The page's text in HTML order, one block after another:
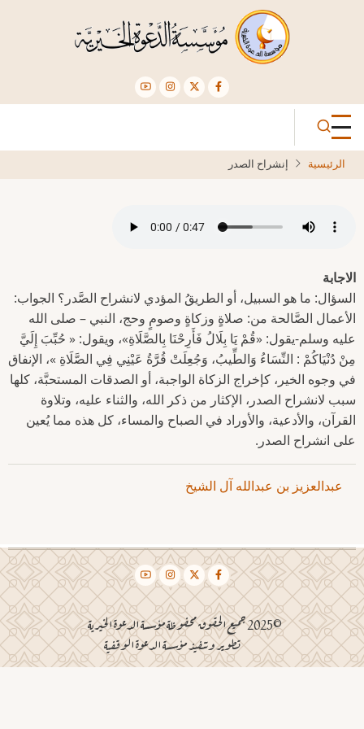
الرئيسية إنشراح الصدر
الاجابة
السؤال: ما هو السبيل، أو الطريقُ المؤدي لانشراح الصَّدر؟ الجواب:
الأعمال الصَّالحة من: صلاةٍ وزكاةٍ وصومٍ وحج، النبي – صلى الله
عليه وسلم-يقول: «قُمْ يَا بِلَالُ فَأَرِحْنَا بِالصَّلَاةِ»، ويقول: « حُبِّبَ إِلَيَّ
مِنْ دُنْيَاكُمْ : النِّسَاءُ وَالطِّيبُ، وَجُعِلَتْ قُرَّةُ عَيْنِي فِي الصَّلَاةِ »، الإنفاق
في وجوه الخير، كإخراج الزكاة الواجبة، أو الصدقات المستحبَّة، كلها
سبب لانشراح الصدر، الإكثار من ذكر الله، والثناء عليه، وتلاوة
القرآن، والأدعية، والأوراد في الصباح والمساء، كل هذه مما يُعين
على انشراح الصدر.
عبدالعزيز بن عبدالله آل الشيخ
©2025 جميع الحقوق محفوظة مؤسسة الدعوة الخيرية
تطوير وتنفيذ مؤسسة الدعوة الوقفية